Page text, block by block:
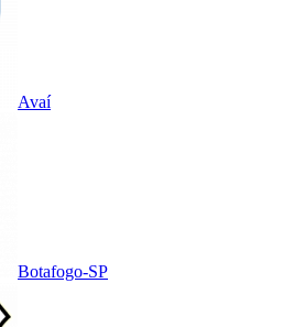
Avaí
Botafogo-SP